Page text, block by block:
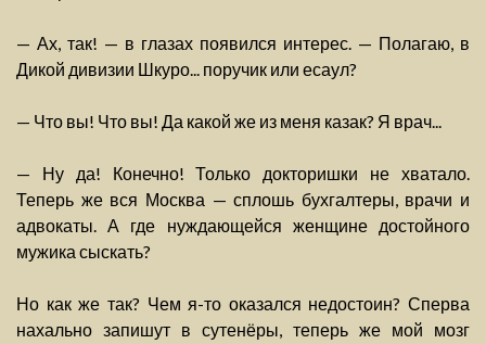
— Ах, так! — в глазах появился интерес. — Полагаю, в
Дикой дивизии Шкуро... поручик или есаул?
— Что вы! Что вы! Да какой же из меня казак? Я врач...
— Ну да! Конечно! Только докторишки не хватало.
Теперь же вся Москва — сплошь бухгалтеры, врачи и
адвокаты. А где нуждающейся женщине достойного
мужика сыскать?
Но как же так? Чем я-то оказался недостоин? Сперва
нахально запишут в сутенёры, теперь же мой мозг